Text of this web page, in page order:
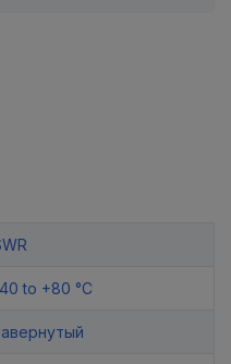
to +80 °C